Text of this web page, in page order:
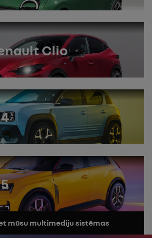
Clio
mūsu multimediju sistēmas